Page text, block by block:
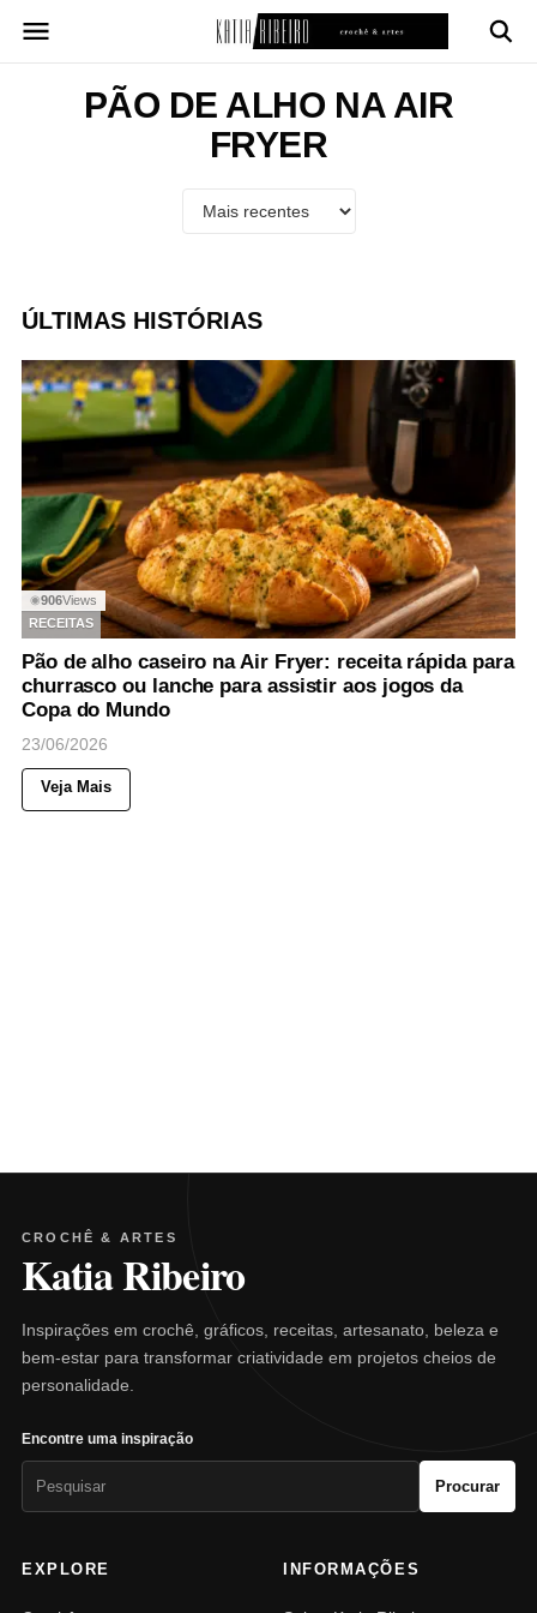
para
PÃO DE ALHO NA AIR
FRYER
ÚLTIMAS HISTÓRIAS
◉906Views
RECEITAS
Pão de alho caseiro na Air Fryer: receita rápida para
churrasco ou lanche para assistir aos jogos da
Copa do Mundo
23/06/2026
Veja Mais
CROCHÊ & ARTES
Katia Ribeiro
Inspirações em crochê, gráficos, receitas, artesanato, beleza e
bem-estar para transformar criatividade em projetos cheios de
personalidade.
Encontre uma inspiração
Procurar
EXPLORE INFORMAÇÕES